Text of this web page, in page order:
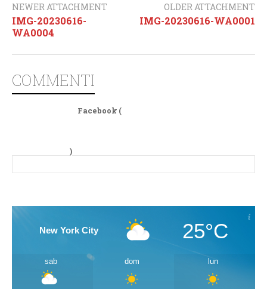
NEWER ATTACHMENT
IMG-20230616-
WA0004
OLDER ATTACHMENT
IMG-20230616-WA0001
COMMENTI
Facebook (
)
New York City 25°C
sab dom lun